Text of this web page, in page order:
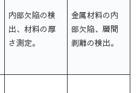
内部欠陥の検
出、材料の厚
さ測定。
金属材料の内
部欠陥、層間
剥離の検出。